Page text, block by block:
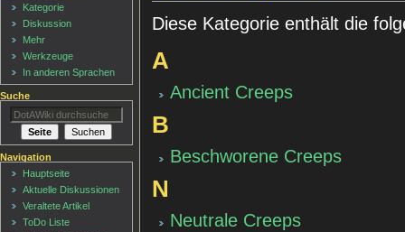
Diese Kategorie enthält die
A
Ancient Creeps
B
Beschworene Creeps
N
Neutrale Creeps
Kategorie
Diskussion
Mehr
Werkzeuge
In anderen Sprachen
Suche
Navigation
Hauptseite
Aktuelle Diskussionen
Veraltete Artikel
ToDo Liste